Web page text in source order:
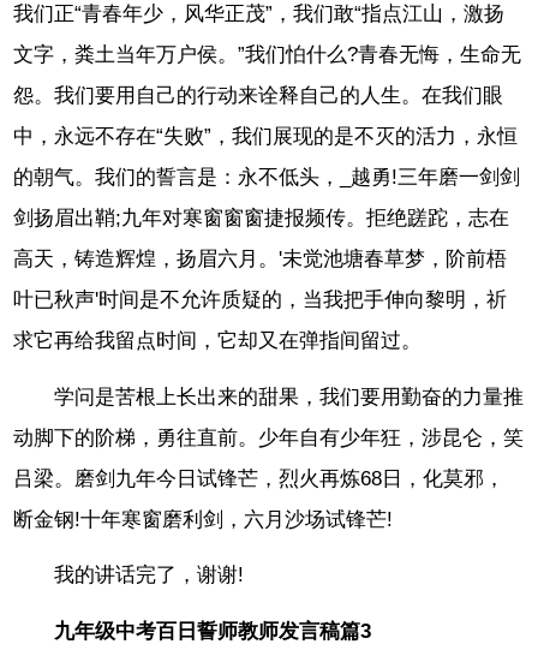
我们正“青春年少，风华正茂”，我们敢“指点江山，激扬
文字，粪土当年万户侯。”我们怕什么?青春无悔，生命无
怨。我们要用自己的行动来诠释自己的人生。在我们眼
中，永远不存在“失败”，我们展现的是不灭的活力，永恒
的朝气。我们的誓言是：永不低头，_越勇!三年磨一剑剑
剑扬眉出鞘;九年对寒窗窗窗捷报频传。拒绝蹉跎，志在
高天，铸造辉煌，扬眉六月。'未觉池塘春草梦，阶前梧
叶已秋声'时间是不允许质疑的，当我把手伸向黎明，祈
求它再给我留点时间，它却又在弹指间留过。
学问是苦根上长出来的甜果，我们要用勤奋的力量推
动脚下的阶梯，勇往直前。少年自有少年狂，涉昆仑，笑
吕梁。磨剑九年今日试锋芒，烈火再炼68日，化莫邪，
断金钢!十年寒窗磨利剑，六月沙场试锋芒!
我的讲话完了，谢谢!
九年级中考百日誓师教师发言稿篇3